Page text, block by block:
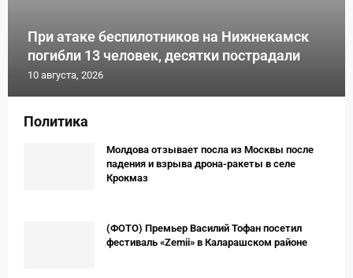
При атаке беспилотников на Нижнекамск
погибли 13 человек, десятки пострадали
10 августа, 2026
Политика
Молдова отзывает посла из Москвы после
падения и взрыва дрона-ракеты в селе
Крокмаз
(ФОТО) Премьер Вaсилий Тофан посетил
фестиваль «Zemii» в Каларашском районе